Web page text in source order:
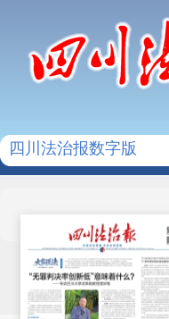
四川法治报数字版